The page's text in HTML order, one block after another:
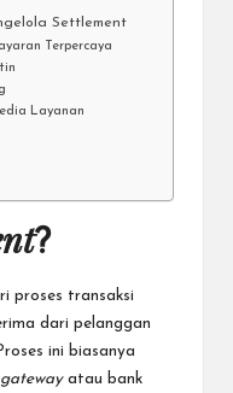
Settlement
Terpercaya
Layanan
?
proses transaksi
dari pelanggan
ini biasanya
atau bank